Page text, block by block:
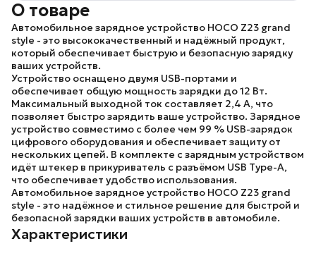
О товаре
Автомобильное зарядное устройство HOCO Z23 grand
style - это высококачественный и надёжный продукт,
который обеспечивает быструю и безопасную зарядку
ваших устройств.
Устройство оснащено двумя USB-портами и
обеспечивает общую мощность зарядки до 12 Вт.
Максимальный выходной ток составляет 2,4 А, что
позволяет быстро зарядить ваше устройство. Зарядное
устройство совместимо с более чем 99 % USB-зарядок
цифрового оборудования и обеспечивает защиту от
нескольких цепей. В комплекте с зарядным устройством
идёт штекер в прикуриватель с разъёмом USB Type-A,
что обеспечивает удобство использования.
Автомобильное зарядное устройство HOCO Z23 grand
style - это надёжное и стильное решение для быстрой и
безопасной зарядки ваших устройств в автомобиле.
Характеристики